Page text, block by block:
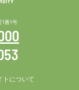
番1号
トについて